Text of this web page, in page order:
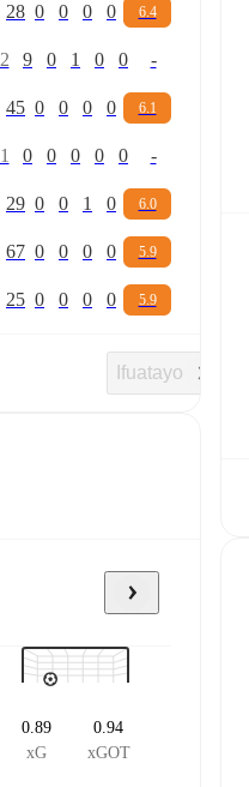
28 0 0 0 0 6.4
2 9 0 1 0 0 -
45 0 0 0 0 6.1
1 0 0 0 0 0 -
29 0 0 1 0 6.0
67 0 0 0 0 5.9
25 0 0 0 0 5.9
Ifuatayo
0.89
xG
0.94
xGOT